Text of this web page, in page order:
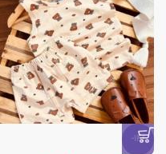
-14%